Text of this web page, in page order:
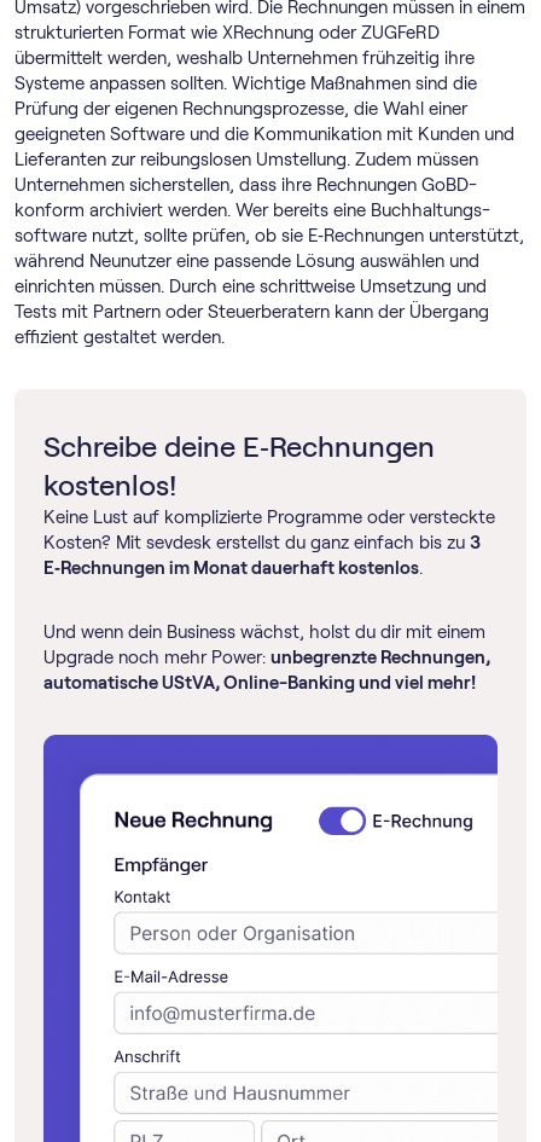
Umsatz) vorgeschrieben wird. Die Rechnungen müssen in einem
strukturierten Format wie XRechnung oder ZUGFeRD
übermittelt werden, weshalb Unternehmen frühzeitig ihre
Systeme anpassen sollten. Wichtige Maßnahmen sind die
Prüfung der eigenen Rechnungsprozesse, die Wahl einer
geeigneten Software und die Kommunikation mit Kunden und
Lieferanten zur reibungslosen Umstellung. Zudem müssen
Unternehmen sicherstellen, dass ihre Rechnungen GoBD-
konform archiviert werden. Wer bereits eine Buch­haltungs­
software nutzt, sollte prüfen, ob sie E‑Rechnungen unterstützt,
während Neunutzer eine passende Lösung auswählen und
einrichten müssen. Durch eine schrittweise Umsetzung und
Tests mit Partnern oder Steuerberatern kann der Übergang
effizient gestaltet werden.
Schreibe deine E‑Rechnungen
kostenlos!
Keine Lust auf komplizierte Programme oder versteckte
Kosten? Mit sevdesk erstellst du ganz einfach bis zu 3
E‑Rechnungen im Monat dauerhaft kostenlos.
Und wenn dein Business wächst, holst du dir mit einem
Upgrade noch mehr Power: unbegrenzte Rechnungen,
automatische UStVA, Online-Banking und viel mehr!